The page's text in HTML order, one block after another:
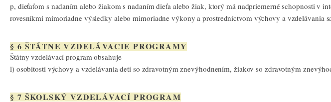
p, dieťaťom s nadaním alebo žiakom s nadaním dieťa alebo žiak, ktorý má nadpriemerné schopnosti v
rovesníkmi mimoriadne výsledky alebo mimoriadne výkony a prostredníctvom výchovy a vzdelávania
§ 6 ŠTÁTNE VZDELÁVACIE PROGRAMY
Štátny vzdelávací program obsahuje
l) osobitosti výchovy a vzdelávania detí so zdravotným znevýhodnením, žiakov so zdravotným
§ 7 ŠKOLSKÝ VZDELÁVACÍ PROGRAM